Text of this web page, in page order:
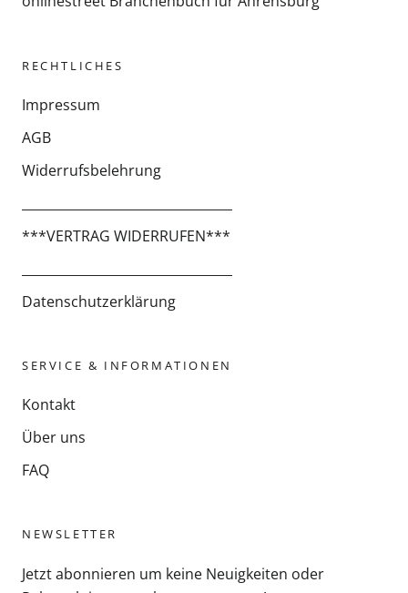
RECHTLICHES
Impressum
AGB
Widerrufsbelehrung
***VERTRAG WIDERRUFEN***
Datenschutzerklärung
SERVICE & INFORMATIONEN
Kontakt
Über uns
FAQ
NEWSLETTER
Jetzt abonnieren um keine Neuigkeiten oder